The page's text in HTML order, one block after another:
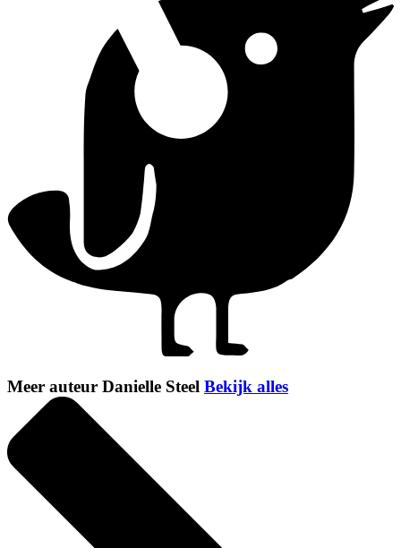
Meer auteur Danielle Steel Bekijk alles